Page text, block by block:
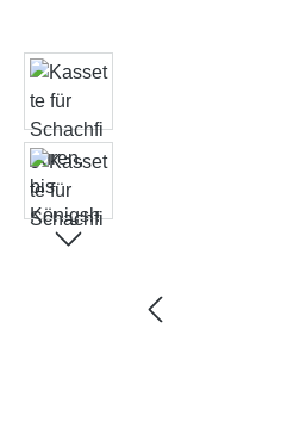
Bildergalerie überspringen